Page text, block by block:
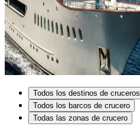
Todos los destinos de cruceros
Todos los barcos de crucero
Todas las zonas de crucero